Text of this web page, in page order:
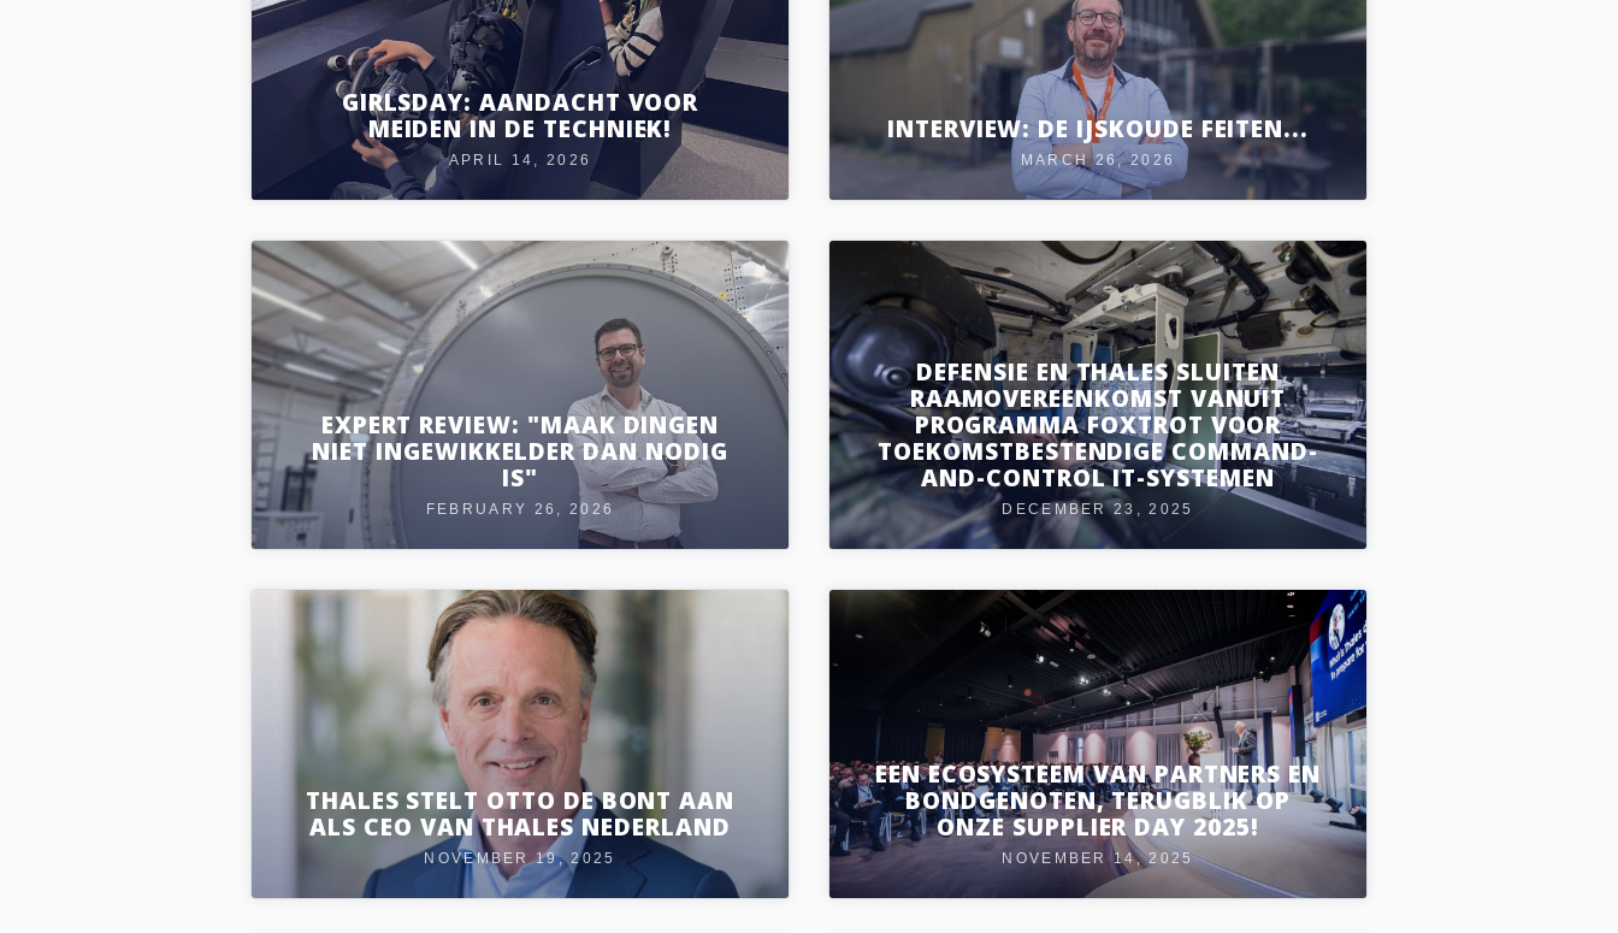
GIRLSDAY: AANDACHT VOOR
MEIDEN IN DE TECHNIEK!
APRIL 14, 2026
INTERVIEW: DE IJSKOUDE FEITEN...
MARCH 26, 2026
EXPERT REVIEW: "MAAK DINGEN
NIET INGEWIKKELDER DAN NODIG
IS"
FEBRUARY 26, 2026
DEFENSIE EN THALES SLUITEN
RAAMOVEREENKOMST VANUIT
PROGRAMMA FOXTROT VOOR
TOEKOMSTBESTENDIGE COMMAND-
AND-CONTROL IT-SYSTEMEN
DECEMBER 23, 2025
THALES STELT OTTO DE BONT AAN
ALS CEO VAN THALES NEDERLAND
NOVEMBER 19, 2025
EEN ECOSYSTEEM VAN PARTNERS EN
BONDGENOTEN, TERUGBLIK OP
ONZE SUPPLIER DAY 2025!
NOVEMBER 14, 2025